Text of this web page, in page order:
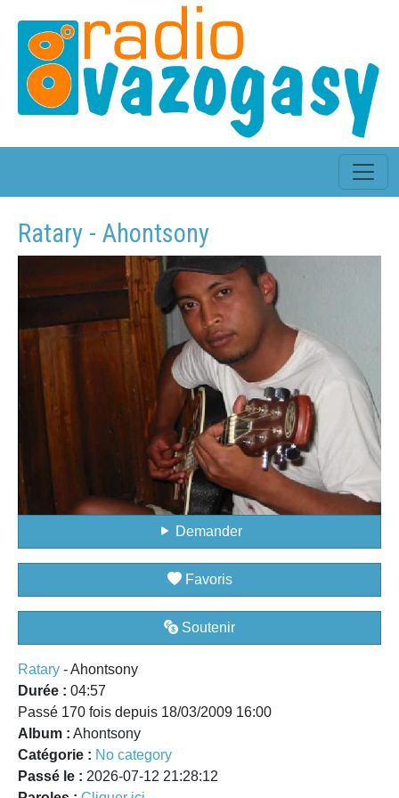
Ratary - Ahontsony
Demander
Favoris
Soutenir
Ratary - Ahontsony
Durée : 04:57
Passé 170 fois depuis 18/03/2009 16:00
Album : Ahontsony
Catégorie : No category
Passé le : 2026-07-12 21:28:12